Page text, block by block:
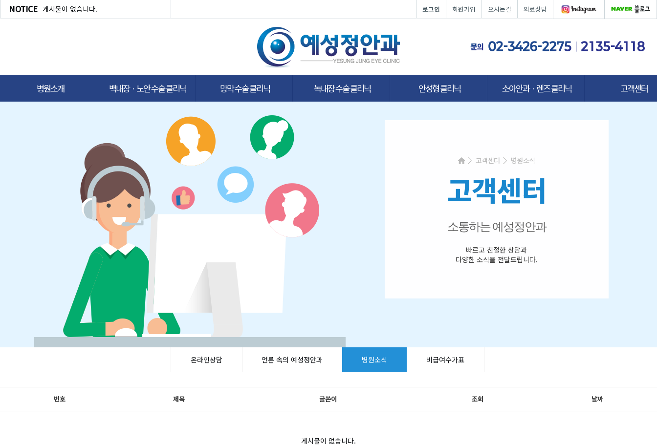
NOTICE 게시물이 없습니다. 로그인 회원가입 오시는길 의료상담
병원소개 백내장ㆍ노안 수술 클리닉 망막 수술 클리닉 녹내장 수술 클리닉 안성형 클리닉 소아안과ㆍ렌즈 클리닉 고객센터
고객센터 병원소식
고객센터
소통하는 예성정안과
빠르고 친절한 상담과
다양한 소식을 전달드립니다.
온라인상담 언론 속의 예성정안과 병원소식 비급여수가표
번호 제목 글쓴이 조회 날짜
게시물이 없습니다.